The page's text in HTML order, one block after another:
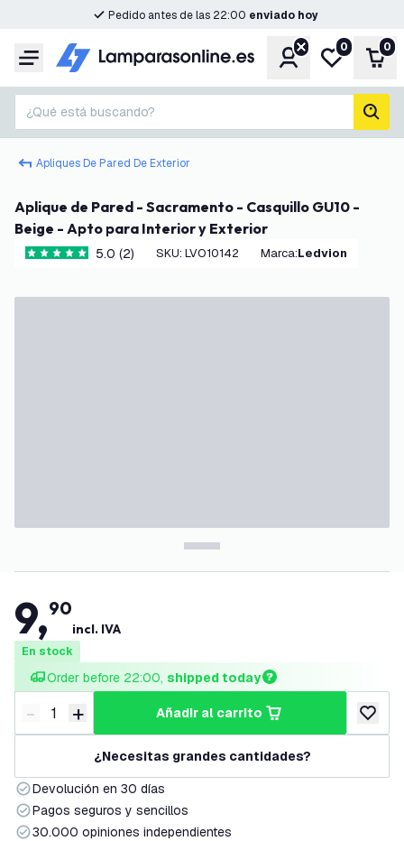
Pedido antes de las 22:00 enviado hoy
Menú CuentaMi lista de
0 0
¿Qué está buscando?
Apliques De Pared De Exterior
Aplique de Pared - Sacramento - Casquillo GU10 -
Beige - Apto para Interior y Exterior
5 estrellas de puntuación
5.0 (2) SKU: LVO10142 Marca: Ledvion
9,90
incl. IVA
En stock
Order before 22:00, shipped today
Disminuir cantidad
- Aumentar cantidad
+ añadir al carrito
añadir
¿Necesitas grandes cantidades?
Devolución en 30 días
Pagos seguros y sencillos
30.000 opiniones independientes